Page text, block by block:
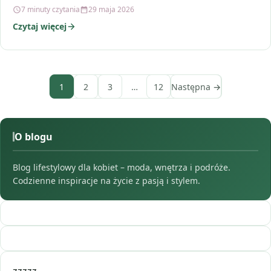
7 minuty czytania 29 maja 2026
Czytaj więcej
1 2 3 … 12 Następna →
O blogu
Blog lifestylowy dla kobiet – moda, wnętrza i podróże.
Codzienne inspiracje na życie z pasją i stylem.